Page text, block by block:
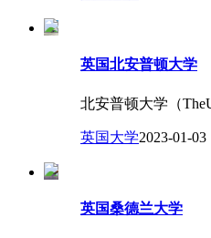
英国北安普顿大学
北安普顿大学（
英国大学2023-01-03
英国桑德兰大学